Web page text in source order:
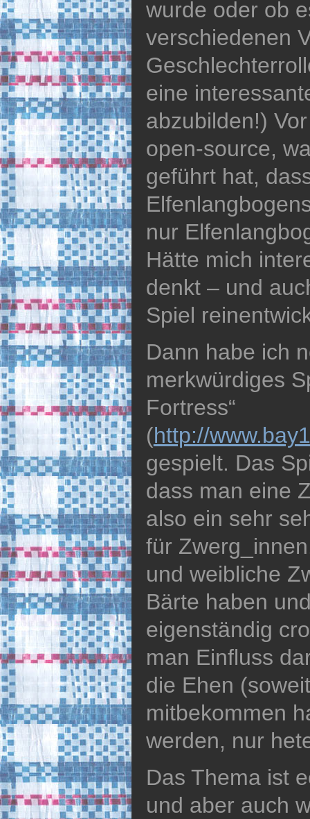
wurde oder ob
verschiedenen
eine
abzubilden!)
open-source,
geführt hat,
nur
Hätte mich
denkt – und
Spiel
Dann habe ich
merkwürdiges
Fortress“
(http://
gespielt. Das
dass man eine
also ein sehr
für
und weibliche
Bärte haben
eigenständig
man Einfluss
die Ehen
mitbekommen
werden, nur
Das Thema ist
und aber auch